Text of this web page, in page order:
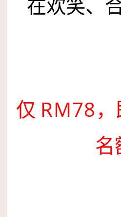
在欢笑、
仅 RM78
名